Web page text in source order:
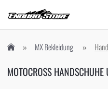
MX Bekleidung
MOTOCROSS